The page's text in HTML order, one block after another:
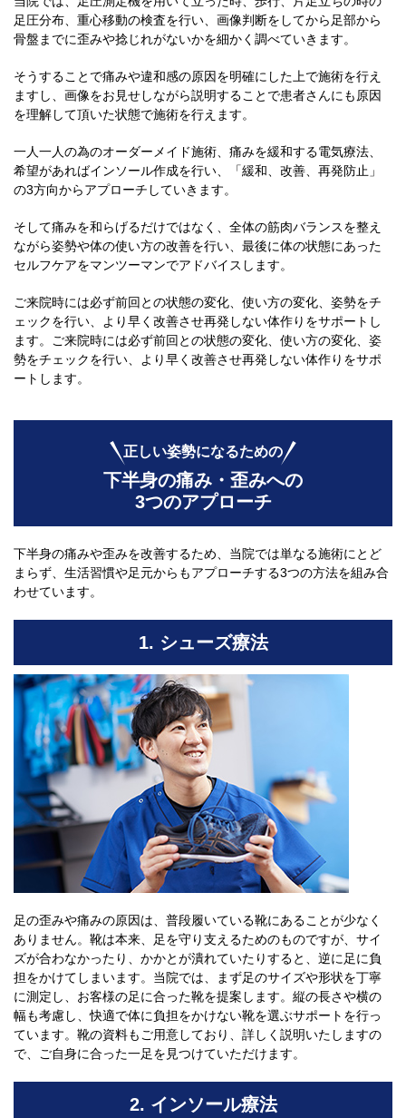
足圧分布、重心移動の検査を行い、画像判断をしてから足部から
骨盤までに歪みや捻じれがないかを細かく調べていきます。
そうすることで痛みや違和感の原因を明確にした上で施術を行え
ますし、画像をお見せしながら説明することで患者さんにも原因
を理解して頂いた状態で施術を行えます。
一人一人の為のオーダーメイド施術、痛みを緩和する電気療法、
希望があればインソール作成を行い、「緩和、改善、再発防止」
の3方向からアプローチしていきます。
そして痛みを和らげるだけではなく、全体の筋肉バランスを整え
ながら姿勢や体の使い方の改善を行い、最後に体の状態にあった
セルフケアをマンツーマンでアドバイスします。
ご来院時には必ず前回との状態の変化、使い方の変化、姿勢をチ
ェックを行い、より早く改善させ再発しない体作りをサポートし
ます。ご来院時には必ず前回との状態の変化、使い方の変化、姿
勢をチェックを行い、より早く改善させ再発しない体作りをサポ
ートします。
正しい姿勢になるための
下半身の痛み・歪みへの
3つのアプローチ
下半身の痛みや歪みを改善するため、当院では単なる施術にとど
まらず、生活習慣や足元からもアプローチする3つの方法を組み合
わせています。
1. シューズ療法
足の歪みや痛みの原因は、普段履いている靴にあることが少なく
ありません。靴は本来、足を守り支えるためのものですが、サイ
ズが合わなかったり、かかとが潰れていたりすると、逆に足に負
担をかけてしまいます。当院では、まず足のサイズや形状を丁寧
に測定し、お客様の足に合った靴を提案します。縦の長さや横の
幅も考慮し、快適で体に負担をかけない靴を選ぶサポートを行っ
ています。靴の資料もご用意しており、詳しく説明いたしますの
で、ご自身に合った一足を見つけていただけます。
2. インソール療法